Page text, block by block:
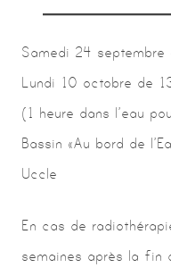
Samedi 24 septembre
Lundi 10 octobre de
(1 heure dans l’eau
Bassin « Au bord de
Uccle
En cas de
semaines après la fin